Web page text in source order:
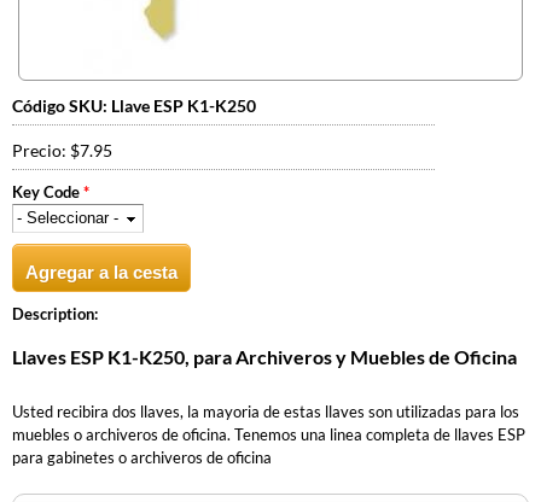
Código SKU: Llave ESP K1-K250
Precio: $7.95
Key Code*
Description:
Llaves ESP K1-K250, para Archiveros y Muebles de Oficina
Usted recibira dos llaves, la mayoria de estas llaves son utilizadas para los
muebles o archiveros de oficina. Tenemos una linea completa de llaves ESP
para gabinetes o archiveros de oficina